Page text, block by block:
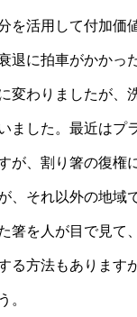
を活用して付加価
退に拍車がかかっ
変わりましたが、
ました。最近はプ
が、割り箸の復権
、それ以外の地域
箸を人が目で見て
る方法もあります
。